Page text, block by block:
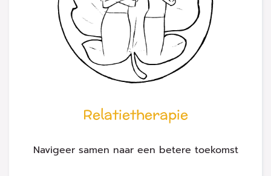
Relatietherapie
Navigeer samen naar een betere toekomst